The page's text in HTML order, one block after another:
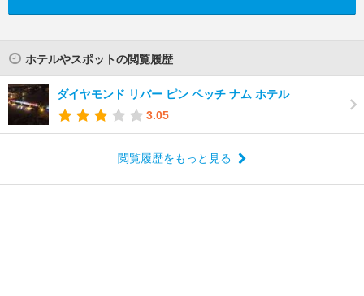
ホテルやスポットの閲覧履歴
ダイヤモンド リバー ピン ペッチ ナム ホテル
3.05
閲覧履歴をもっと見る